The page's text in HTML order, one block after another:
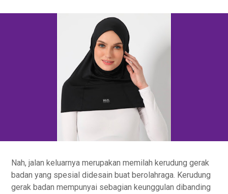
Nah, jalan keluarnya merupakan memilah kerudung gerak
badan yang spesial didesain buat berolahraga. Kerudung
gerak badan mempunyai sebagian keunggulan dibanding